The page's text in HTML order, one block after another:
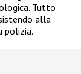
Tutto
alla
polizia.